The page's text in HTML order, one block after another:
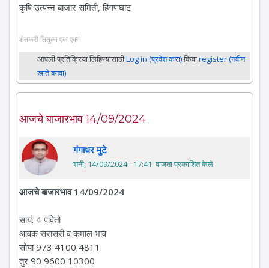
कृषि उत्पन्न बाजार समिती, हिंगणघाट
शेतकरी तितुका एक एक!
आपली प्रतिक्रिया लिहिण्यासाठीLog in (प्रवेश करा)किंवाregister (नवीन
खाते बनवा)
आजचे बाजारभाव 14/09/2024
गंगाधर मुटे
शनी, 14/09/2024 - 17:41. वाजता प्रकाशित केले.
आजचे बाजारभाव 14/09/2024
सायं. 4 पावेतो
आवक सरासरी व कमाल भाव
सोया 973 4100 4811
तुर 90 9600 10300